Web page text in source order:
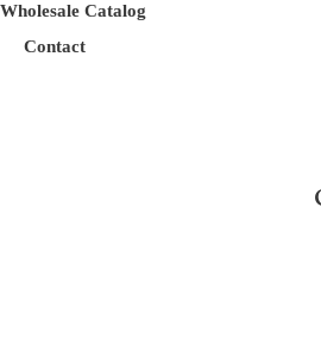
Wholesale Catalog
Contact